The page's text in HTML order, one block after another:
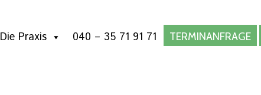
Die Praxis 040 – 35 71 91 71 TERMINANFRAGE